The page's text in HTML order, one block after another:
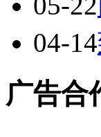
04-14
广告合